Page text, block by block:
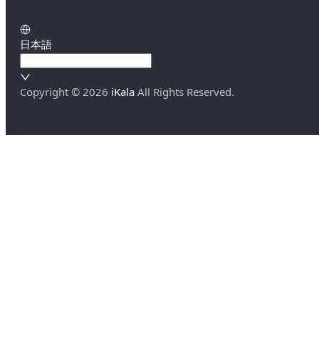
日本語
Copyright © 2026 iKala All Rights Reserved.